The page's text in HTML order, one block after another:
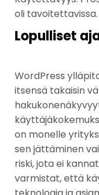
oli tavoitettavissa.
Lopulliset
WordPress
itsensä takaisin
on monelle
sen jättäminen
riski, jota ei
varmistat, että